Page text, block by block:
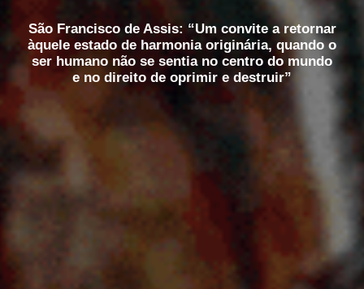
São Francisco de Assis: “Um convite a retornar
àquele estado de harmonia originária, quando o
ser humano não se sentia no centro do mundo
e no direito de oprimir e destruir”